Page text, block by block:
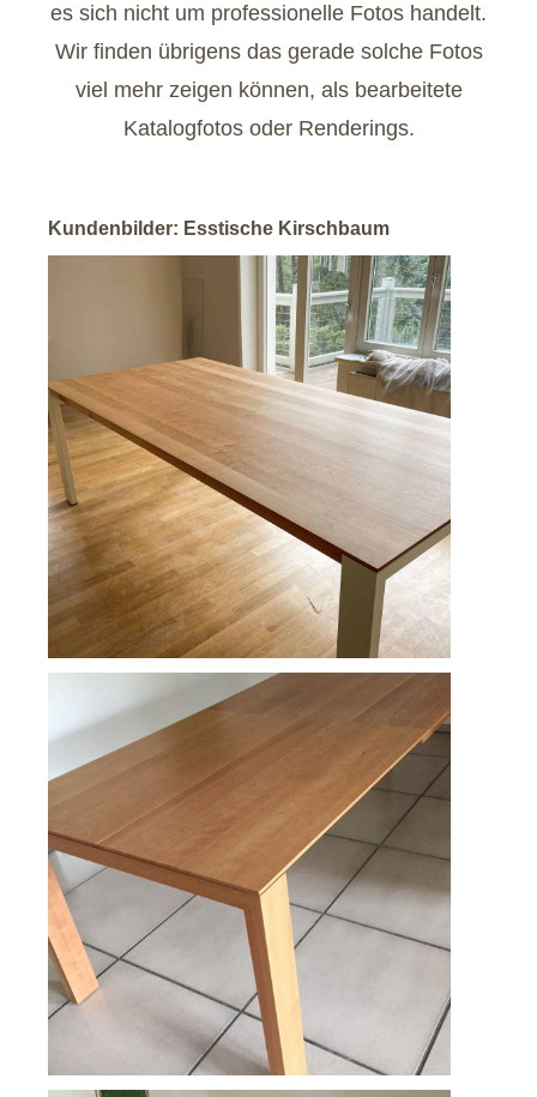
es sich nicht um professionelle Fotos handelt.
Wir finden übrigens das gerade solche Fotos
viel mehr zeigen können, als bearbeitete
Katalogfotos oder Renderings.
Kundenbilder: Esstische Kirschbaum